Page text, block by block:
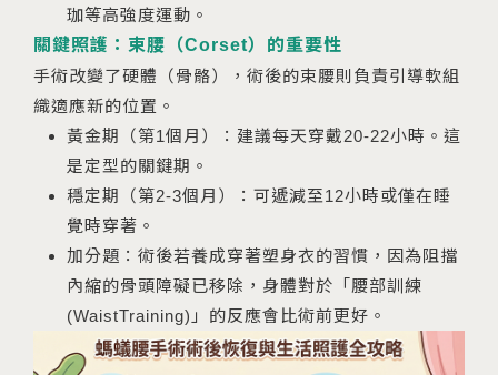
珈等高強度運動。
關鍵照護：束腰（Corset）的重要性
手術改變了硬體（骨骼），術後的束腰則負責引導軟組
織適應新的位置。
黃金期（第1個月）：建議每天穿戴20-22小時。這
是定型的關鍵期。
穩定期（第2-3個月）：可遞減至12小時或僅在睡
覺時穿著。
加分題：術後若養成穿著塑身衣的習慣，因為阻擋
內縮的骨頭障礙已移除，身體對於「腰部訓練
(WaistTraining)」的反應會比術前更好。